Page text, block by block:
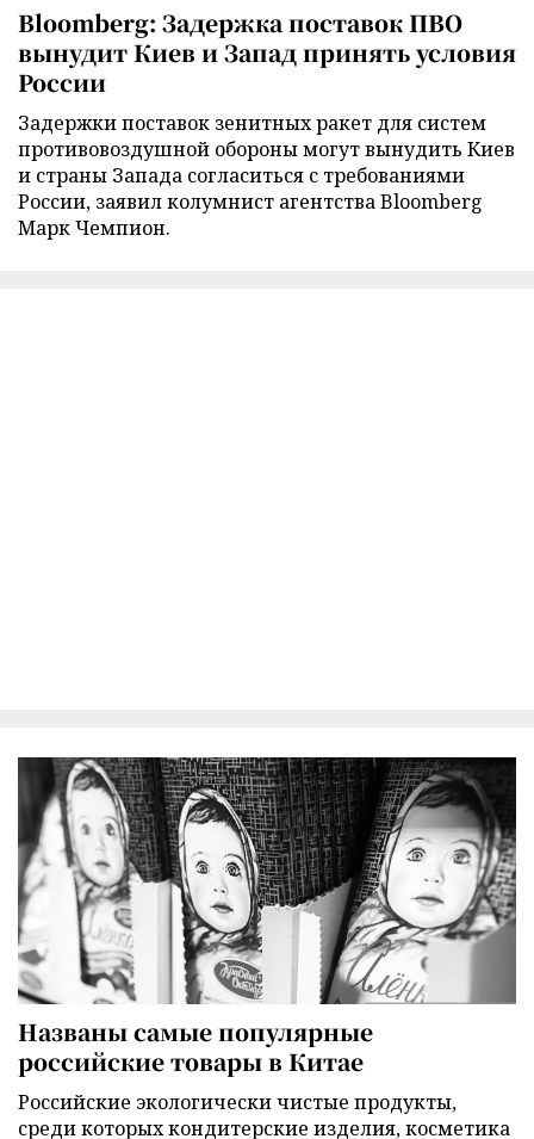
Bloomberg: Задержка поставок ПВО
вынудит Киев и Запад принять условия
России
Задержки поставок зенитных ракет для систем
противовоздушной обороны могут вынудить Киев
и страны Запада согласиться с требованиями
России, заявил колумнист агентства Bloomberg
Марк Чемпион.
Названы самые популярные
российские товары в Китае
Российские экологически чистые продукты,
среди которых кондитерские изделия, косметика